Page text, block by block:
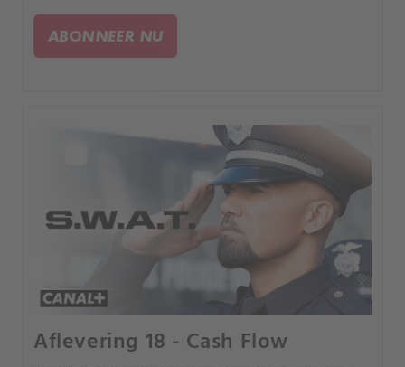
ABONNEER NU
Aflevering 18 - Cash Flow